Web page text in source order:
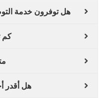
هل توفرون خدمة
كم
هل أقدر